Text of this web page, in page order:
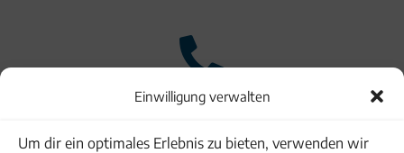
Einwilligung verwalten
Um dir ein optimales Erlebnis zu bieten, verwenden wir
